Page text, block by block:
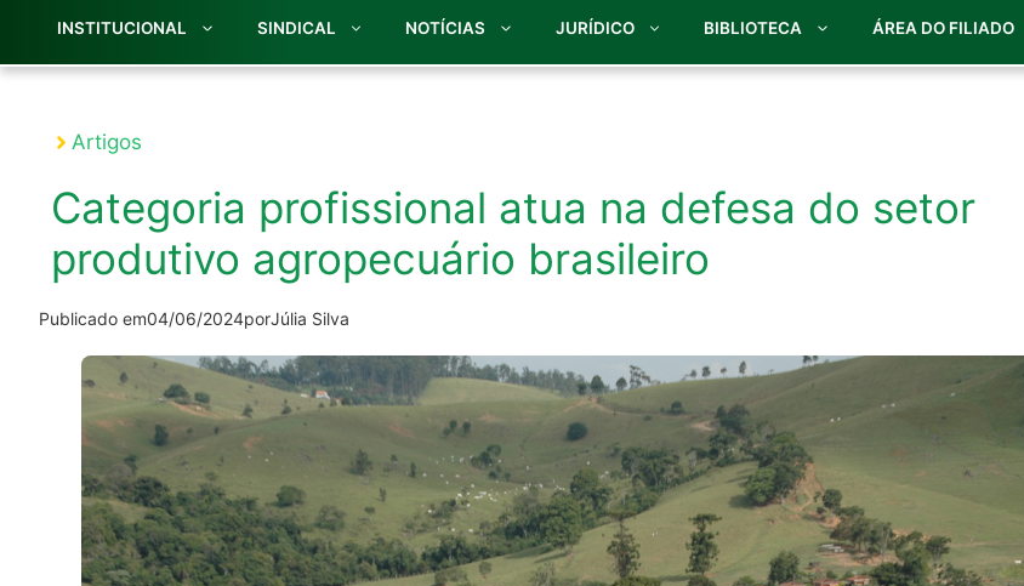
INSTITUCIONAL SINDICAL NOTÍCIAS JURÍDICO BIBLIOTECA ÁREA DO FILIADO
Artigos
Categoria profissional atua na defesa do setor
produtivo agropecuário brasileiro
Publicado em04/06/2024porJúlia Silva